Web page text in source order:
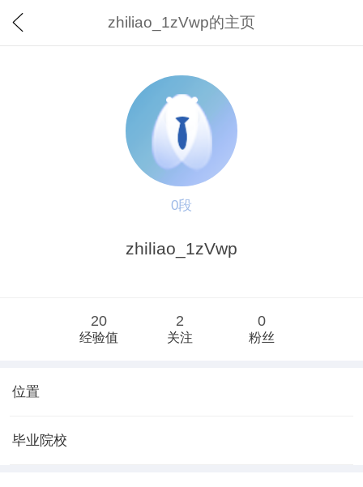
zhiliao_1zVwp的主页
0段
zhiliao_1zVwp
20
经验值
2
关注
0
粉丝
位置
毕业院校